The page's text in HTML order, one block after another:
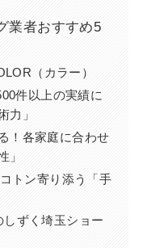
業者おすすめ5
（カラー）
件以上の実績に
力」
！各家庭に合わせ
」
トン寄り添う「手
ずく埼玉ショー